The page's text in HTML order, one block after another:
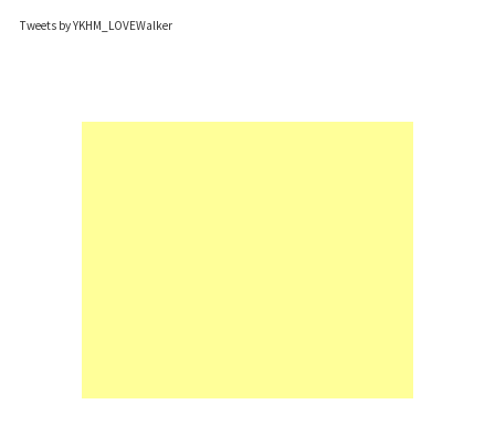
Tweets by YKHM_LOVEWalker